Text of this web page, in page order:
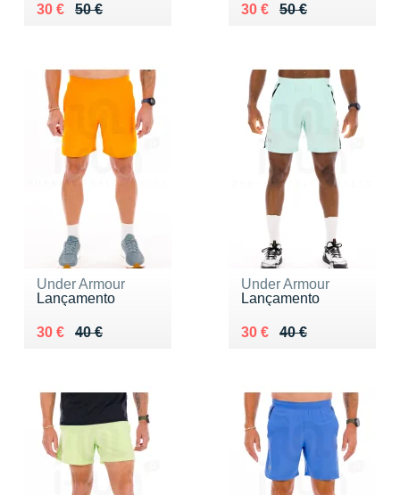
50 €
Au lieu de 50 €
30 €
Vendu 30 € 50 €
Au lieu de 50 €
30 €
Vendu 30 €
Under Armour
Lançamento
40 €
Au lieu de 40 €
30 €
Vendu 30 €
Under Armour
Lançamento
40 €
Au lieu de 40 €
30 €
Vendu 30 €